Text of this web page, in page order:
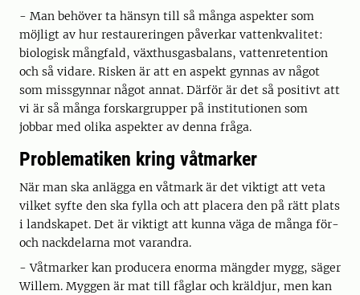
- Man behöver ta hänsyn till så många aspekter som
möjligt av hur restaureringen påverkar vattenkvalitet:
biologisk mångfald, växthusgasbalans, vattenretention
och så vidare. Risken är att en aspekt gynnas av något
som missgynnar något annat. Därför är det så positivt att
vi är så många forskargrupper på institutionen som
jobbar med olika aspekter av denna fråga.
Problematiken kring våtmarker
När man ska anlägga en våtmark är det viktigt att veta
vilket syfte den ska fylla och att placera den på rätt plats
i landskapet. Det är viktigt att kunna väga de många för-
och nackdelarna mot varandra.
- Våtmarker kan producera enorma mängder mygg, säger
Willem. Myggen är mat till fåglar och kräldjur, men kan